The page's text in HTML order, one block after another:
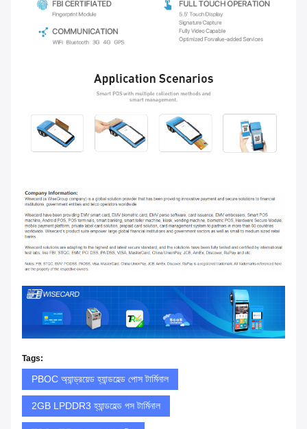
Tags:
PBOC অ্যান্ড্রয়েড হ্যান্ডহেল্ড পোস টার্মিনাল
2GB LPDDR3 হ্যান্ডহেল্ড পস টার্মিনাল